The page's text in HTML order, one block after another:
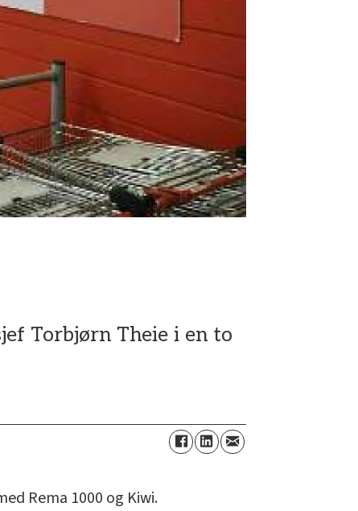
Torbjørn Theie i en to
Rema 1000 og Kiwi.